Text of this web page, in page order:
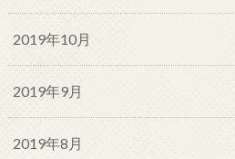
2019年10月
2019年9月
2019年8月